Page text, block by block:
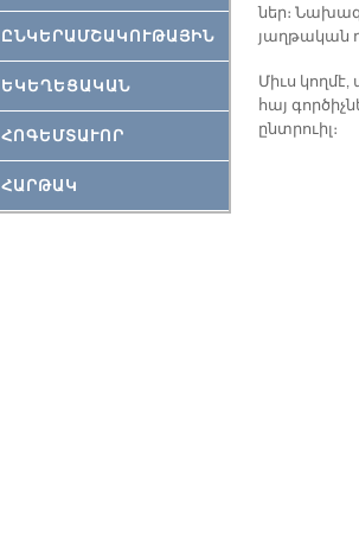
ԸՆԿԵՐԱՄՇԱԿՈՒԹԱՅԻՆ
ԵԿԵՂԵՑԱԿԱՆ
ՀՈԳԵՄՏԱՒՈՐ
ՀԱՐԹԱԿ
ներ։
յաղ­թա­կան
Միւս
հայ
ընտրուիլ։